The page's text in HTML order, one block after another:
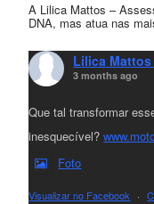
A Lilica Mattos –
DNA, mas atua nas
Lilica
3 months ago
Que tal transformar
inesquecível?
Foto
Visualizar no Facebook ·